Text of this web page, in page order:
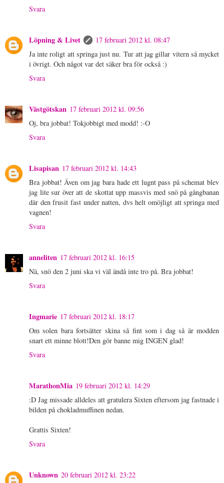
Svara
Löpning & Livet
17 februari 2012 kl. 08:47
Ja inte roligt att springa just nu. Tur att jag gillar vitern så mycket
i övrigt. Och något var det säker bra för också :)
Svara
Västgötskan 17 februari 2012 kl. 09:56
Oj, bra jobbat! Tokjobbigt med modd! :-O
Svara
Lisapisan 17 februari 2012 kl. 14:43
Bra jobbat! Även om jag bara hade ett lugnt pass på schemat blev
jag lite sur över att de skottat upp massvis med snö på gångbanan
där den frusit fast under natten, dvs helt omöjligt att springa med
vagnen!
Svara
anneliten 17 februari 2012 kl. 16:15
Nä, snö den 2 juni ska vi väl ändå inte tro på. Bra jobbat!
Svara
Ingmarie 17 februari 2012 kl. 18:17
Om solen bara fortsätter skina så fint som i dag så är modden
snart ett minne blott!Den gör banne mig INGEN glad!
Svara
MarathonMia 19 februari 2012 kl. 14:29
:D Jag missade alldeles att gratulera Sixten eftersom jag fastnade i
bilden på chokladmuffinen nedan.
Grattis Sixten!
Svara
Unknown 20 februari 2012 kl. 23:22